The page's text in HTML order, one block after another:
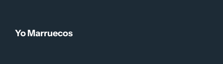
Yo Marruecos